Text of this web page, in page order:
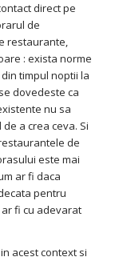
direct pe
de
restaurante,
: exista norme
timpul noptii la
dovedeste ca
nu sa
a crea ceva. Si
de
este mai
ar fi daca
pentru
fi cu adevarat
acest context si